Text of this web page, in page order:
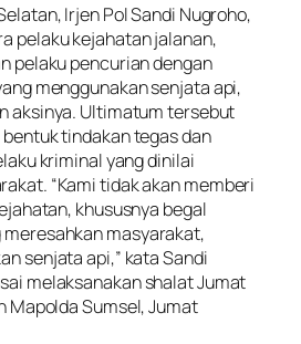
Irjen Pol Sandi Nugroho,
pelaku kejahatan jalanan,
pelaku pencurian dengan
menggunakan senjata api,
aksinya. Ultimatum tersebut
tindakan tegas dan
kriminal yang dinilai
“Kami tidak akan memberi
khususnya begal
masyarakat,
senjata api,” kata Sandi
melaksanakan shalat Jumat
Mapolda Sumsel, Jumat